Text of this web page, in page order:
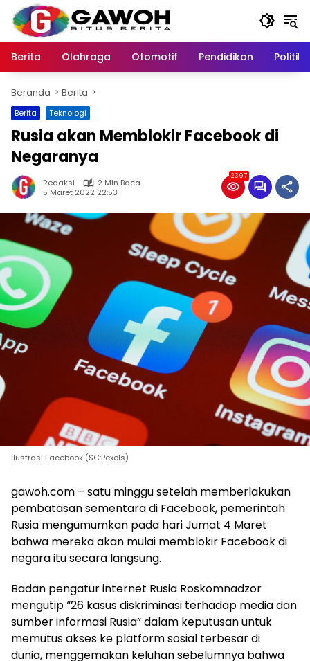
Langsung
konten
Berita
Olahraga Otomotif Pendidikan Politik
Beranda Berita
Berita Teknologi
Rusia akan Memblokir Facebook di
Negaranya
Redaksi
2 Min Baca
5 Maret 2022 22:53
2397
Ilustrasi Facebook (SC:Pexels)
gawoh.com – satu minggu setelah memberlakukan
pembatasan sementara di Facebook, pemerintah
Rusia mengumumkan pada hari Jumat 4 Maret
bahwa mereka akan mulai memblokir Facebook di
negara itu secara langsung.
Badan pengatur internet Rusia Roskomnadzor
mengutip “26 kasus diskriminasi terhadap media dan
sumber informasi Rusia” dalam keputusan untuk
memutus akses ke platform sosial terbesar di
dunia, menggemakan keluhan sebelumnya bahwa